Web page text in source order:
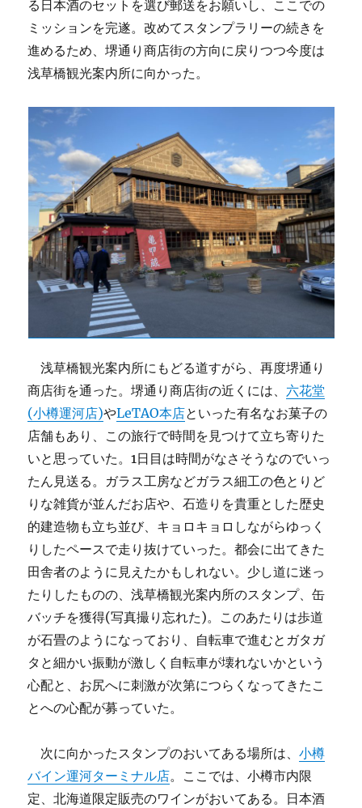
る日本酒のセットを選び郵送をお願いし、ここでの
ミッションを完遂。改めてスタンプラリーの続きを
進めるため、堺通り商店街の方向に戻りつつ今度は
浅草橋観光案内所に向かった。
浅草橋観光案内所にもどる道すがら、再度堺通り
商店街を通った。堺通り商店街の近くには、 六花堂
(小樽運河店)やLeTAO本店といった有名なお菓子の
店舗もあり、この旅行で時間を見つけて立ち寄りた
いと思っていた。1日目は時間がなさそうなのでいっ
たん見送る。ガラス工房などガラス細工の色とりど
りな雑貨が並んだお店や、石造りを貴重とした歴史
的建造物も立ち並び、キョロキョロしながらゆっく
りしたペースで走り抜けていった。都会に出てきた
田舎者のように見えたかもしれない。少し道に迷っ
たりしたものの、浅草橋観光案内所のスタンプ、缶
バッチを獲得(写真撮り忘れた)。このあたりは歩道
が石畳のようになっており、自転車で進むとガタガ
タと細かい振動が激しく自転車が壊れないかという
心配と、お尻へに刺激が次第につらくなってきたこ
とへの心配が募っていた。
次に向かったスタンプのおいてある場所は、小樽
バイン運河ターミナル店。ここでは、小樽市内限
定、北海道限定販売のワインがおいてある。日本酒